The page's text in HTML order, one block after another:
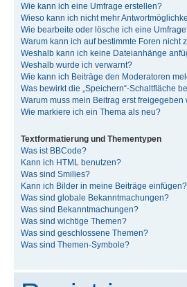
Wie kann ich eine Umfrage erstellen?
Wieso kann ich nicht mehr
Wie bearbeite oder lösche ich eine
Warum kann ich auf bestimmte Foren nicht
Weshalb kann ich keine Dateianhänge
Weshalb wurde ich verwarnt?
Wie kann ich Beiträge den Moderatoren
Was bewirkt die „Speichern“-Schaltfläche
Warum muss mein Beitrag erst freigegeben
Wie markiere ich ein Thema als neu?
Textformatierung und Thementypen
Was ist BBCode?
Kann ich HTML benutzen?
Was sind Smilies?
Kann ich Bilder in meine Beiträge einfügen?
Was sind globale Bekanntmachungen?
Was sind Bekanntmachungen?
Was sind wichtige Themen?
Was sind geschlossene Themen?
Was sind Themen-Symbole?